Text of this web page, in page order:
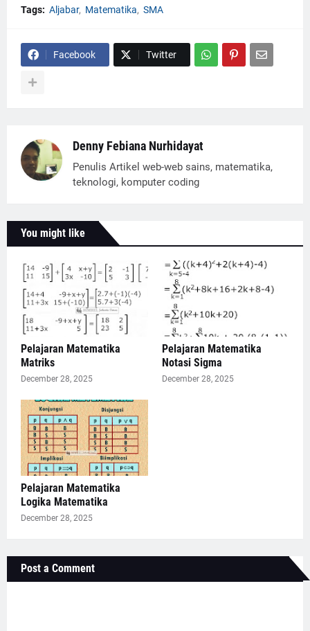
Tags: Aljabar Matematika SMA
Facebook Twitter
Denny Febiana Nurhidayat
Penulis Artikel web-web sains, matematika,
teknologi, komputer coding
You might like
Pelajaran Matematika
Matriks
December 28, 2025
Pelajaran Matematika
Notasi Sigma
December 28, 2025
Pelajaran Matematika
Logika Matematika
December 28, 2025
Post a Comment